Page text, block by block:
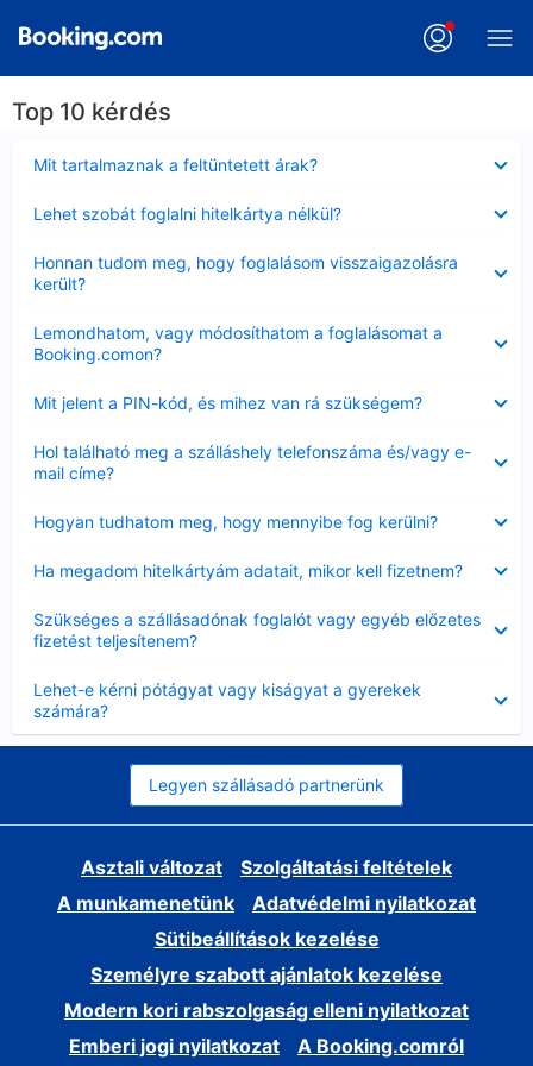
Top 10 kérdés
Mit tartalmaznak a feltüntetett árak?
Lehet szobát foglalni hitelkártya nélkül?
Honnan tudom meg, hogy foglalásom visszaigazolásra
került?
Lemondhatom, vagy módosíthatom a foglalásomat a
Booking.comon?
Mit jelent a PIN-kód, és mihez van rá szükségem?
Hol található meg a szálláshely telefonszáma és/vagy e-
mail címe?
Hogyan tudhatom meg, hogy mennyibe fog kerülni?
Ha megadom hitelkártyám adatait, mikor kell fizetnem?
Szükséges a szállásadónak foglalót vagy egyéb előzetes
fizetést teljesítenem?
Lehet-e kérni pótágyat vagy kiságyat a gyerekek
számára?
Legyen szállásadó partnerünk
Asztali változat
Szolgáltatási feltételek
A munkamenetünk
Adatvédelmi nyilatkozat
Sütibeállítások kezelése
Személyre szabott ajánlatok kezelése
Modern kori rabszolgaság elleni nyilatkozat
Emberi jogi nyilatkozat
A Booking.comról